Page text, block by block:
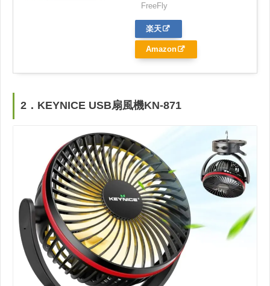
FreeFly
楽天
Amazon
2．KEYNICE USB扇風機‎KN-871